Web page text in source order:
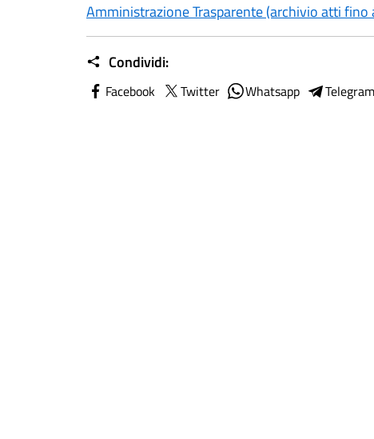
Amministrazione Trasparente (archivio atti
Condividi:
Facebook Twitter Whatsapp Telegram